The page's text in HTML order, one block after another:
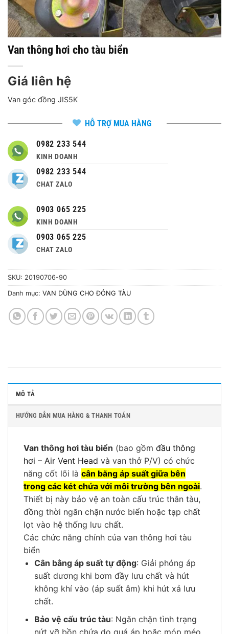
Van thông hơi cho tàu biển
Giá liên hệ
Van góc đồng JIS5K
HỖ TRỢ MUA HÀNG
0982 233 544
KINH DOANH
0982 233 544
CHAT ZALO
0903 065 225
KINH DOANH
0903 065 225
CHAT ZALO
SKU: 20190706-90
Danh mục: VAN DÙNG CHO ĐÓNG TÀU
MÔ TẢ
HƯỚNG DẪN MUA HÀNG & THANH TOÁN
Van thông hơi tàu biển (bao gồm đầu thông
hơi – Air Vent Head và van thở P/V) có chức
năng cốt lõi là cân bằng áp suất giữa bên
trong các két chứa với môi trường bên ngoài.
Thiết bị này bảo vệ an toàn cấu trúc thân tàu,
đồng thời ngăn chặn nước biển hoặc tạp chất
lọt vào hệ thống lưu chất.
Các chức năng chính của van thông hơi tàu
biển
Cân bằng áp suất tự động: Giải phóng áp
suất dương khi bơm đầy lưu chất và hút
không khí vào (áp suất âm) khi hút xả lưu
chất.
Bảo vệ cấu trúc tàu: Ngăn chặn tình trạng
nứt vỡ bồn chứa do quá áp hoặc móp méo